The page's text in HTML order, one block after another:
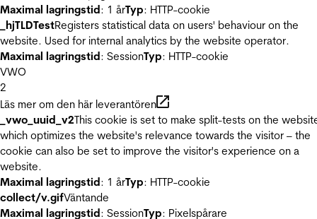
Maximal lagringstid: 1 årTyp: HTTP-cookie
_hjTLDTestRegisters statistical data on users' behaviour on the
website. Used for internal analytics by the website operator.
Maximal lagringstid: SessionTyp: HTTP-cookie
VWO
2
Läs mer om den här leverantören
_vwo_uuid_v2This cookie is set to make split-tests on the
which optimizes the website's relevance towards the visitor – the
cookie can also be set to improve the visitor's experience on a
website.
Maximal lagringstid: 1 årTyp: HTTP-cookie
collect/v.gifVäntande
Maximal lagringstid: SessionTyp: Pixelspårare